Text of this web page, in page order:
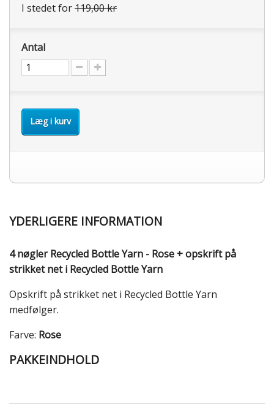
I stedet for119,00 kr
Antal
Læg i kurv
YDERLIGERE INFORMATION
4 nøgler Recycled Bottle Yarn - Rose + opskrift på
strikket net i Recycled Bottle Yarn
Opskrift på strikket net i Recycled Bottle Yarn
medfølger.
Farve: Rose
PAKKEINDHOLD